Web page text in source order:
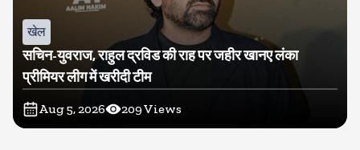
खेल
सचिन-युवराज, राहुल द्रविड की राह पर जहीर खानए लंका
प्रीमियर लीग में खरीदी टीम
Aug 5, 2026 209Views